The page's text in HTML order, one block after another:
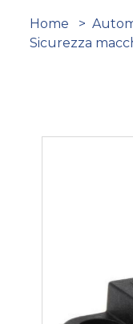
Home >
Sicurezza